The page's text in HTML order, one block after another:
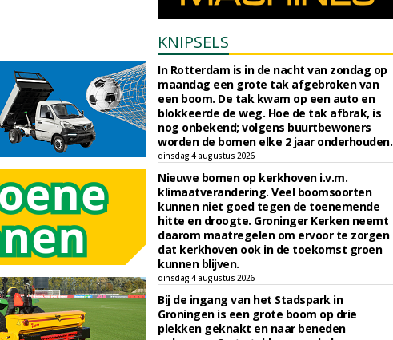
KNIPSELS
In Rotterdam is in de nacht van zondag op
maandag een grote tak afgebroken van
een boom. De tak kwam op een auto en
blokkeerde de weg. Hoe de tak afbrak, is
nog onbekend; volgens buurtbewoners
worden de bomen elke 2 jaar onderhouden.
dinsdag 4 augustus 2026
Nieuwe bomen op kerkhoven i.v.m.
klimaatverandering. Veel boomsoorten
kunnen niet goed tegen de toenemende
hitte en droogte. Groninger Kerken neemt
daarom maatregelen om ervoor te zorgen
dat kerkhoven ook in de toekomst groen
kunnen blijven.
dinsdag 4 augustus 2026
Bij de ingang van het Stadspark in
Groningen is een grote boom op drie
plekken geknakt en naar beneden